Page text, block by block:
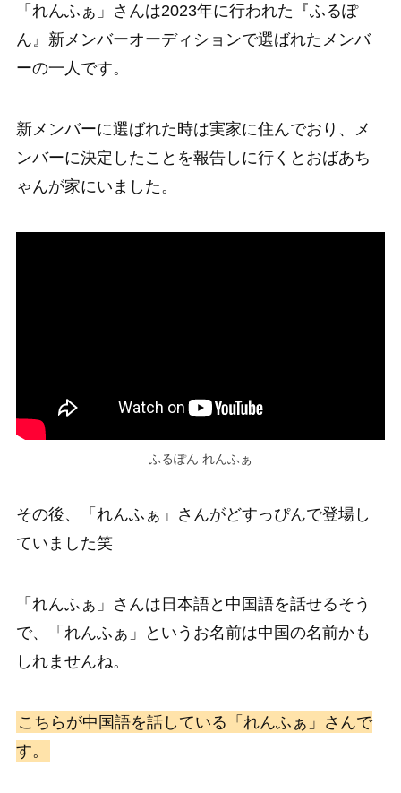
「れんふぁ」さんは2023年に行われた『ふるぽ
ん』新メンバーオーディションで選ばれたメンバ
ーの一人です。
新メンバーに選ばれた時は実家に住んでおり、メ
ンバーに決定したことを報告しに行くとおばあち
ゃんが家にいました。
ふるぽん れんふぁ
その後、「れんふぁ」さんがどすっぴんで登場し
ていました笑
「れんふぁ」さんは日本語と中国語を話せるそう
で、「れんふぁ」というお名前は中国の名前かも
しれませんね。
こちらが中国語を話している「れんふぁ」さんで
す。